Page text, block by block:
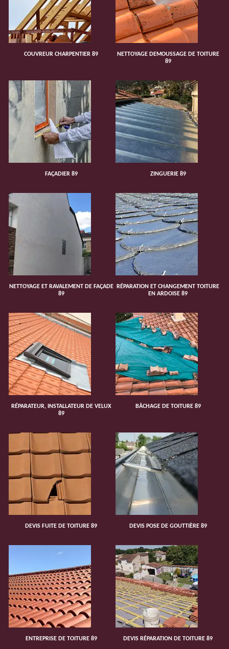
COUVREUR CHARPENTIER 89
NETTOYAGE DEMOUSSAGE DE TOITURE
89
FAÇADIER 89 ZINGUERIE 89
NETTOYAGE ET RAVALEMENT DE FAÇADE
89
RÉPARATION ET CHANGEMENT TOITURE
EN ARDOISE 89
RÉPARATEUR, INSTALLATEUR DE VELUX
89
BÂCHAGE DE TOITURE 89
DEVIS FUITE DE TOITURE 89 DEVIS POSE DE GOUTTIÈRE 89
ENTREPRISE DE TOITURE 89 DEVIS RÉPARATION DE TOITURE 89